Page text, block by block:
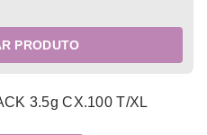
PRODUTO
3.5g CX.100 T/XL